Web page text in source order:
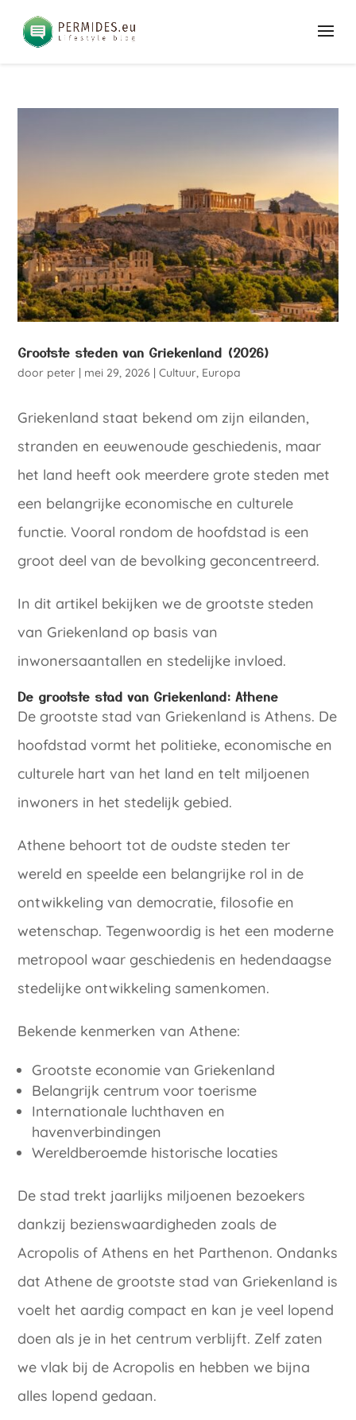
Grootste steden van Griekenland (2026)
door peter | mei 29, 2026 |Cultuur, Europa
Griekenland staat bekend om zijn eilanden,
stranden en eeuwenoude geschiedenis, maar
het land heeft ook meerdere grote steden met
een belangrijke economische en culturele
functie. Vooral rondom de hoofdstad is een
groot deel van de bevolking geconcentreerd.
In dit artikel bekijken we de grootste steden
van Griekenland op basis van
inwonersaantallen en stedelijke invloed.
De grootste stad van Griekenland: Athene
De grootste stad van Griekenland is Athens. De
hoofdstad vormt het politieke, economische en
culturele hart van het land en telt miljoenen
inwoners in het stedelijk gebied.
Athene behoort tot de oudste steden ter
wereld en speelde een belangrijke rol in de
ontwikkeling van democratie, filosofie en
wetenschap. Tegenwoordig is het een moderne
metropool waar geschiedenis en hedendaagse
stedelijke ontwikkeling samenkomen.
Bekende kenmerken van Athene:
Grootste economie van Griekenland
Belangrijk centrum voor toerisme
Internationale luchthaven en
havenverbindingen
Wereldberoemde historische locaties
De stad trekt jaarlijks miljoenen bezoekers
dankzij bezienswaardigheden zoals de
Acropolis of Athens en het Parthenon. Ondanks
dat Athene de grootste stad van Griekenland is
voelt het aardig compact en kan je veel lopend
doen als je in het centrum verblijft. Zelf zaten
we vlak bij de Acropolis en hebben we bijna
alles lopend gedaan.